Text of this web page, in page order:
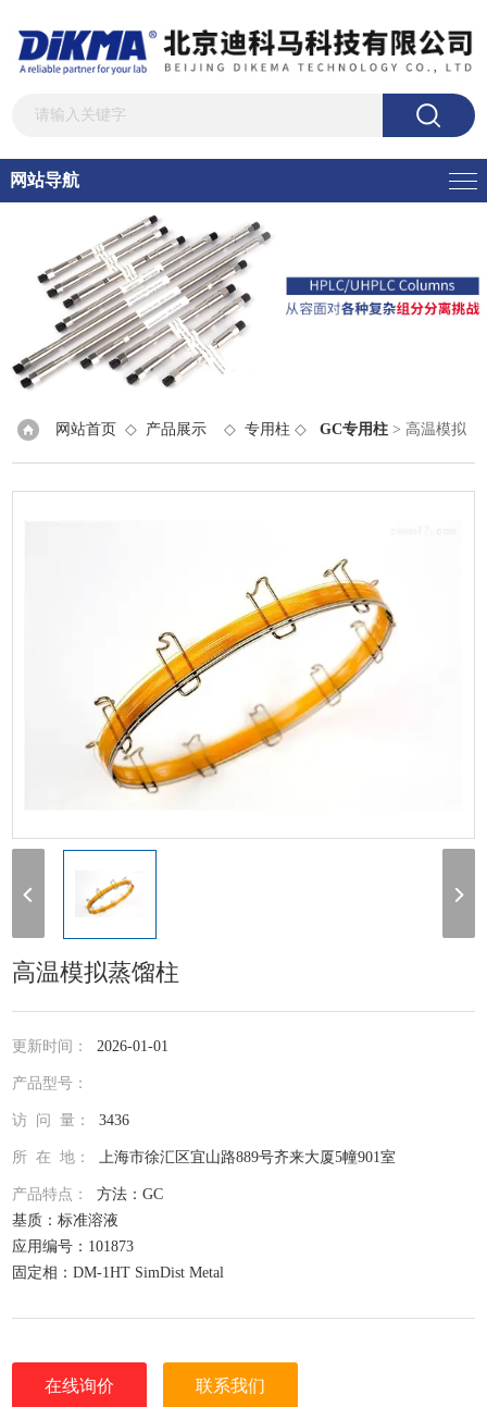
网站导航
网站首页 ◇ 产品展示 ◇专用柱 ◇GC专用柱 > 高温模拟
蒸馏柱
高温模拟蒸馏柱
更新时间：2026-01-01
产品型号：
访 问 量：3436
所 在 地：上海市徐汇区宜山路889号齐来大厦5幢901室
产品特点：方法：GC
基质：标准溶液
应用编号：101873
固定相：DM-1HT SimDist Metal
柱温40 ºC - 430 ºC, 100 ºC/min
在线询价 联系我们